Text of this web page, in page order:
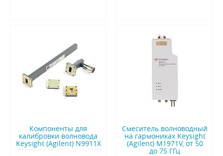
Компоненты для
калибровки волновода
Keysight (Agilent) N9911X
Смеситель волноводный
на гармониках Keysight
(Agilent) M1971V, от 50
до 75 ГГц